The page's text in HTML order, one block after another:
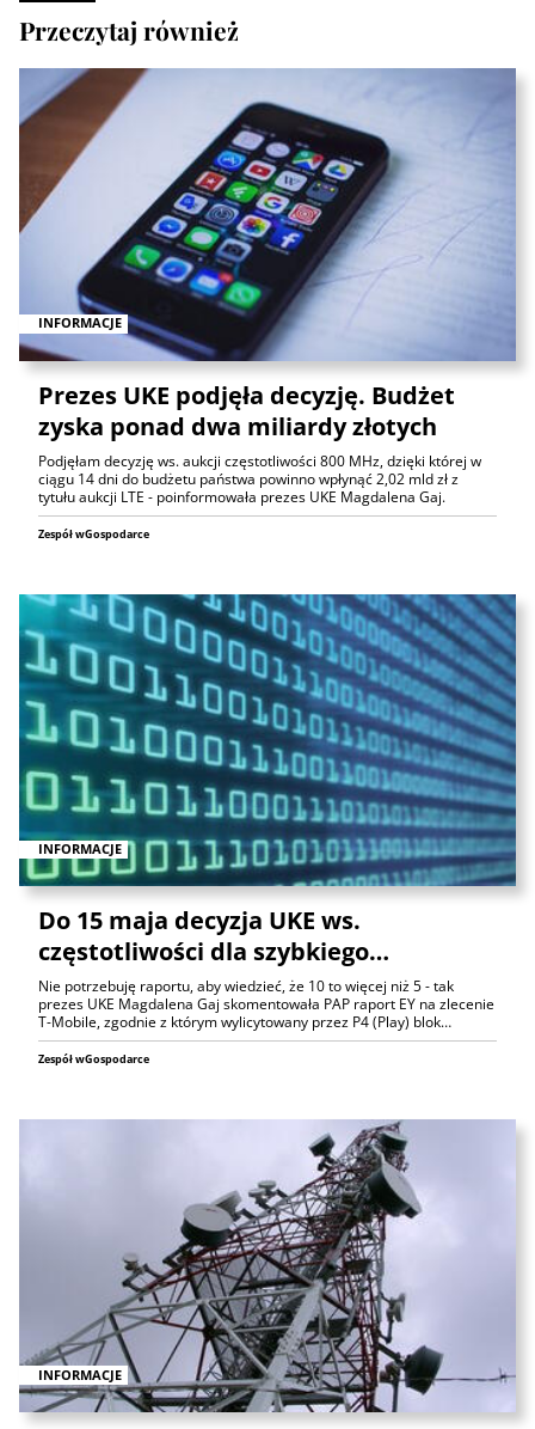
Przeczytaj również
INFORMACJE
Prezes UKE podjęła decyzję. Budżet
zyska ponad dwa miliardy złotych
Podjęłam decyzję ws. aukcji częstotliwości 800 MHz, dzięki której w
ciągu 14 dni do budżetu państwa powinno wpłynąć 2,02 mld zł z
tytułu aukcji LTE - poinformowała prezes UKE Magdalena Gaj.
Zespół wGospodarce
INFORMACJE
Do 15 maja decyzja UKE ws.
częstotliwości dla szybkiego…
Nie potrzebuję raportu, aby wiedzieć, że 10 to więcej niż 5 - tak
prezes UKE Magdalena Gaj skomentowała PAP raport EY na zlecenie
T-Mobile, zgodnie z którym wylicytowany przez P4 (Play) blok…
Zespół wGospodarce
INFORMACJE